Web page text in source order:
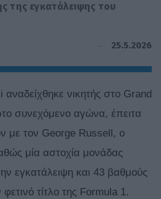
της εγκατάλειψης του
25.5.2026
νικητής στο Grand
συνεχόμενο αγώνα, έπειτα
με τον George Russell, ο
μία αστοχία μονάδας
εγκατάλειψη και 43 βαθμούς
τίτλο της Formula 1.